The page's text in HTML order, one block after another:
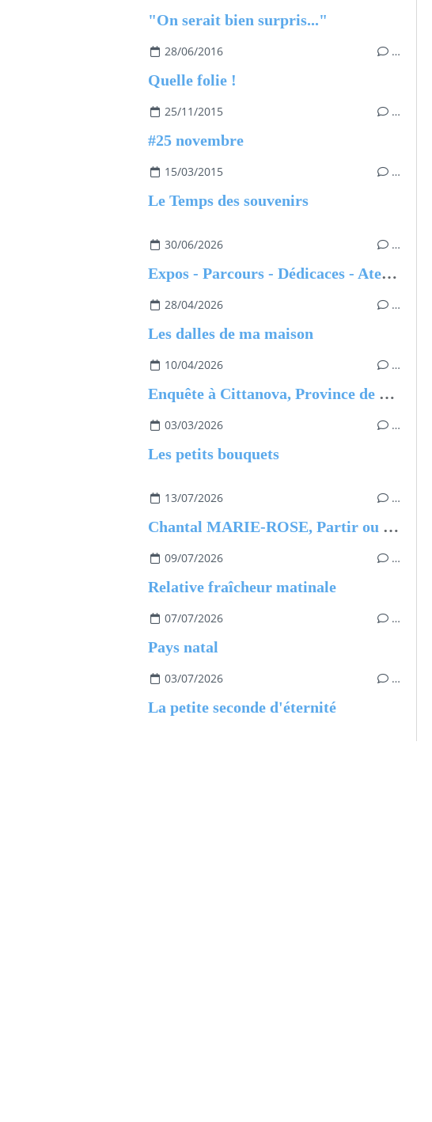
"On serait bien surpris..."
28/06/2016 …
Quelle folie !
25/11/2015 …
#25 novembre
15/03/2015 …
Le Temps des souvenirs
30/06/2026 …
Expos - Parcours - Dédicaces - Ateliers
28/04/2026 …
Les dalles de ma maison
10/04/2026 …
Enquête à Cittanova, Province de Reggio de Calabre
03/03/2026 …
Les petits bouquets
13/07/2026 …
Chantal MARIE-ROSE, Partir ou rester - Les clés pour évoluer professionnellement sans regret
09/07/2026 …
Relative fraîcheur matinale
07/07/2026 …
Pays natal
03/07/2026 …
La petite seconde d'éternité